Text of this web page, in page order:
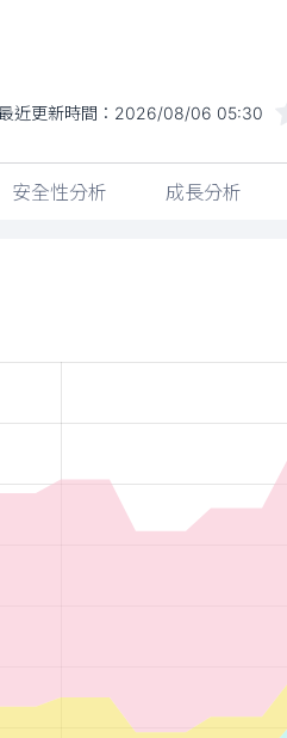
近更新時間： 2026/08/06 05:30
安全性分析 成長分析